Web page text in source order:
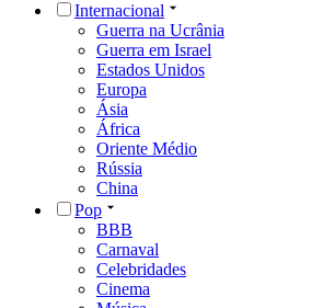
Internacional
Guerra na Ucrânia
Guerra em Israel
Estados Unidos
Europa
Ásia
África
Oriente Médio
Rússia
China
Pop
BBB
Carnaval
Celebridades
Cinema